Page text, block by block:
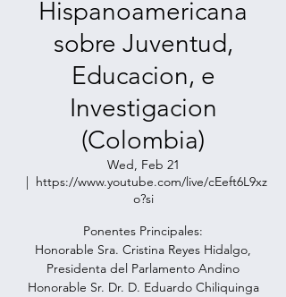
Hispanoamericana
sobre Juventud,
Educacion, e
Investigacion
(Colombia)
Wed, Feb 21
  |
https://www.youtube.com/live/cEeft6L9xz
o?si
Ponentes Principales:
Honorable Sra. Cristina Reyes Hidalgo,
Presidenta del Parlamento Andino
Honorable Sr. Dr. D. Eduardo Chiliquinga